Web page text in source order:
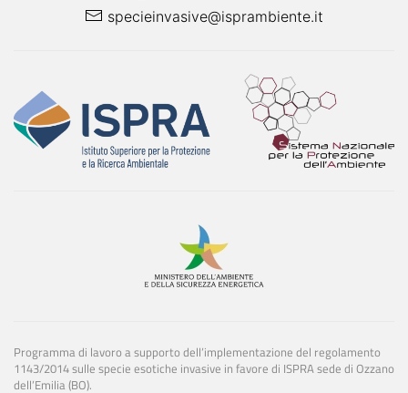
specieinvasive@isprambiente.it
Programma di lavoro a supporto dell’implementazione del regolamento
1143/2014 sulle specie esotiche invasive in favore di ISPRA sede di Ozzano
dell’Emilia (BO).